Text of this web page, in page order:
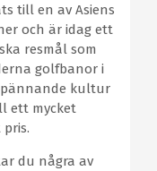
till en av Asiens
och är idag ett
resmål som
golfbanor i
kultur
ett mycket
du några av